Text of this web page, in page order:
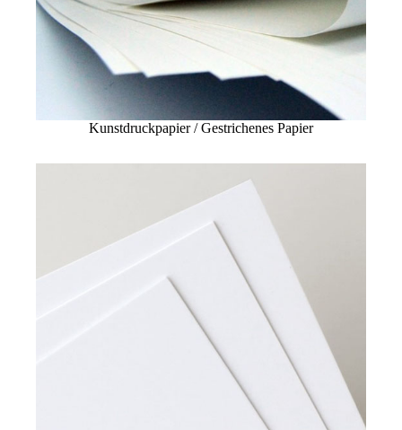
Kunstdruckpapier / Gestrichenes Papier